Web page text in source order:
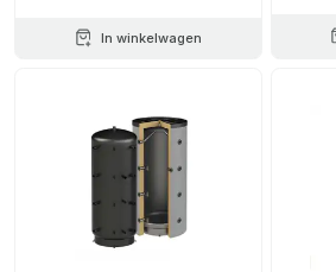
In winkelwagen